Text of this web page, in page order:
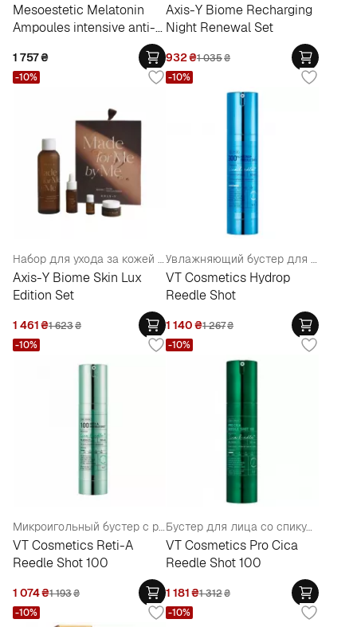
Mesoestetic Melatonin
Ampoules intensive anti-
ageing night treatment
1 757₴
Axis-Y Biome Recharging
Night Renewal Set
932₴1 035₴
Набор для ухода за кожей лица с пробиотиками (тонер 200 мл + эссенция 17 мл + бальзам 10 мл + концентрат 5 мл)
Axis-Y Biome Skin Lux
Edition Set
1 461₴1 623₴
-10%
Увлажняющий бустер для лица
VT Cosmetics Hydrop
Reedle Shot
1 140₴1 267₴
-10%
Микроигольный бустер с ретиналем для улучшения текстуры кожи
VT Cosmetics Reti-A
Reedle Shot 100
1 074₴1 193₴
-10%
Бустер для лица со спикулами и центеллой
VT Cosmetics Pro Cica
Reedle Shot 100
1 181₴1 312₴
-10%
-10% -10%